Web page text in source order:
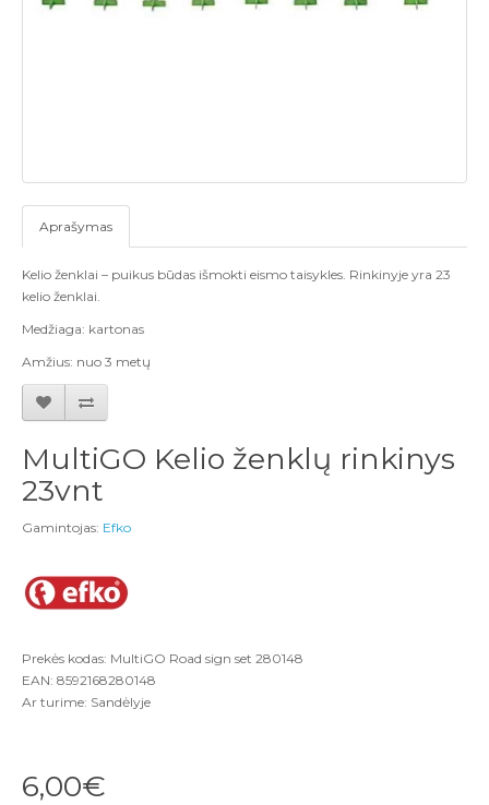
Aprašymas
Kelio ženklai – puikus būdas išmokti eismo taisykles. Rinkinyje yra 23
kelio ženklai.
Medžiaga: kartonas
Amžius: nuo 3 metų
MultiGO Kelio ženklų rinkinys
23vnt
Gamintojas: Efko
Prekės kodas: MultiGO Road sign set 280148
EAN: 8592168280148
Ar turime: Sandėlyje
6,00€